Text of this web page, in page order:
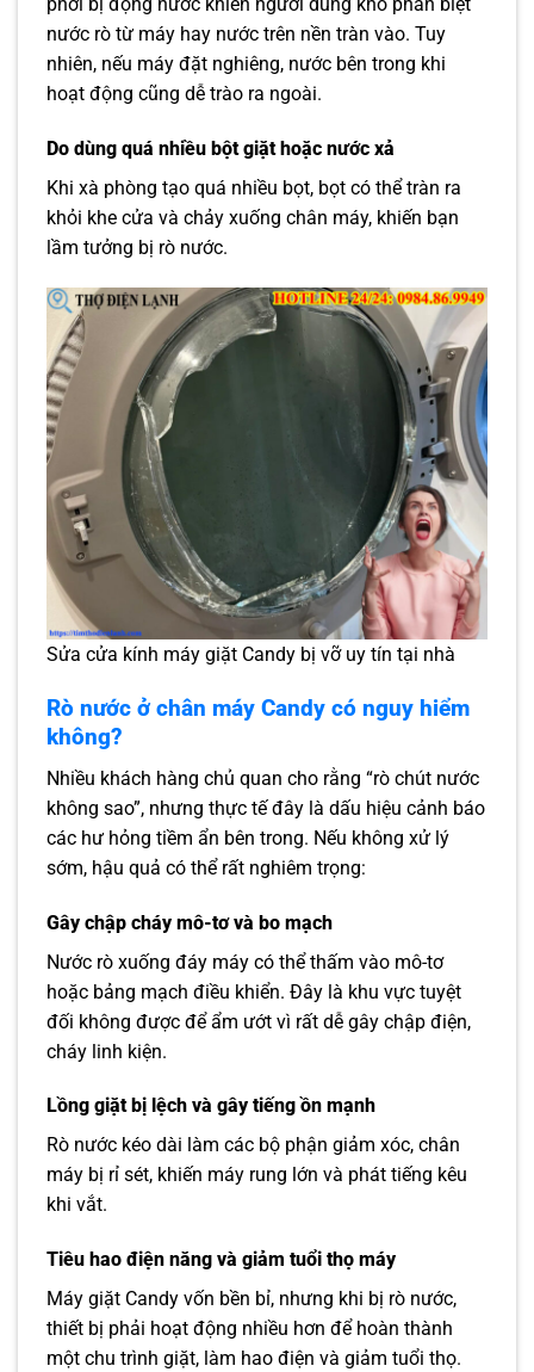
nước rò từ máy hay nước trên nền tràn vào. Tuy
nhiên, nếu máy đặt nghiêng, nước bên trong khi
hoạt động cũng dễ trào ra ngoài.
Do dùng quá nhiều bột giặt hoặc nước xả
Khi xà phòng tạo quá nhiều bọt, bọt có thể tràn ra
khỏi khe cửa và chảy xuống chân máy, khiến bạn
lầm tưởng bị rò nước.
Sửa cửa kính máy giặt Candy bị vỡ uy tín tại nhà
Rò nước ở chân máy Candy có nguy hiểm
không?
Nhiều khách hàng chủ quan cho rằng “rò chút nước
không sao”, nhưng thực tế đây là dấu hiệu cảnh báo
các hư hỏng tiềm ẩn bên trong. Nếu không xử lý
sớm, hậu quả có thể rất nghiêm trọng:
Gây chập cháy mô-tơ và bo mạch
Nước rò xuống đáy máy có thể thấm vào mô-tơ
hoặc bảng mạch điều khiển. Đây là khu vực tuyệt
đối không được để ẩm ướt vì rất dễ gây chập điện,
cháy linh kiện.
Lồng giặt bị lệch và gây tiếng ồn mạnh
Rò nước kéo dài làm các bộ phận giảm xóc, chân
máy bị rỉ sét, khiến máy rung lớn và phát tiếng kêu
khi vắt.
Tiêu hao điện năng và giảm tuổi thọ máy
Máy giặt Candy vốn bền bỉ, nhưng khi bị rò nước,
thiết bị phải hoạt động nhiều hơn để hoàn thành
một chu trình giặt, làm hao điện và giảm tuổi thọ.